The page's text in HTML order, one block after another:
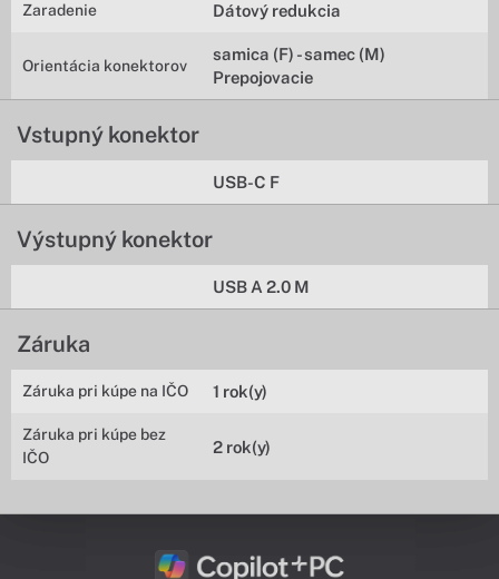
Zaradenie Dátový redukcia
Orientácia konektorov
samica (F) - samec (M)
Prepojovacie
Vstupný konektor
USB-C F
Výstupný konektor
USB A 2.0 M
Záruka
Záruka pri kúpe na IČO 1 rok(y)
Záruka pri kúpe bez
IČO
2 rok(y)